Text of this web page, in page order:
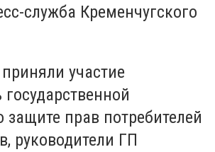
служба Кременчугского
участие
государственной
защите прав потребителей
руководители ГП